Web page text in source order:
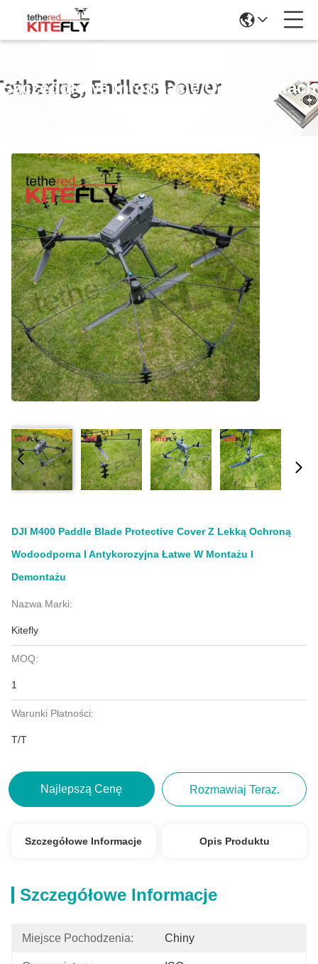
Szczegółowe Informacje O Produktach
DJI M400 Paddle Blade Protective Cover Z Lekką Ochroną
Wodoodporna I Antykorozyjna Łatwe W Montażu I
Demontażu
Nazwa Marki:
Kitefly
MOQ:
1
Warunki Płatności:
T/T
Najlepszą Cenę Rozmawiaj Teraz.
Szczegółowe Informacje Opis Produktu
Szczegółowe Informacje
Miejsce Pochodzenia: Chiny